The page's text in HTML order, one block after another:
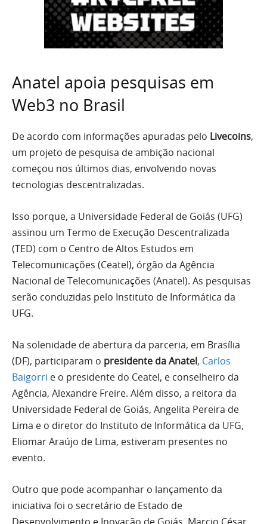
Anatel apoia pesquisas em
Web3 no Brasil
De acordo com informações apuradas pelo Livecoins,
um projeto de pesquisa de ambição nacional
começou nos últimos dias, envolvendo novas
tecnologias descentralizadas.
Isso porque, a Universidade Federal de Goiás (UFG)
assinou um Termo de Execução Descentralizada
(TED) com o Centro de Altos Estudos em
Telecomunicações (Ceatel), órgão da Agência
Nacional de Telecomunicações (Anatel). As pesquisas
serão conduzidas pelo Instituto de Informática da
UFG.
Na solenidade de abertura da parceria, em Brasília
(DF), participaram o presidente da Anatel, Carlos
Baigorri e o presidente do Ceatel, e conselheiro da
Agência, Alexandre Freire. Além disso, a reitora da
Universidade Federal de Goiás, Angelita Pereira de
Lima e o diretor do Instituto de Informática da UFG,
Eliomar Araújo de Lima, estiveram presentes no
evento.
Outro que pode acompanhar o lançamento da
iniciativa foi o secretário de Estado de